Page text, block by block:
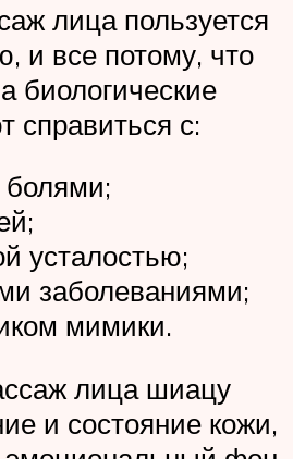
лица пользуется
и все потому, что
биологические
справиться с:
усталостью;
заболеваниями;
мимики.
лица шиацу
и состояние кожи,